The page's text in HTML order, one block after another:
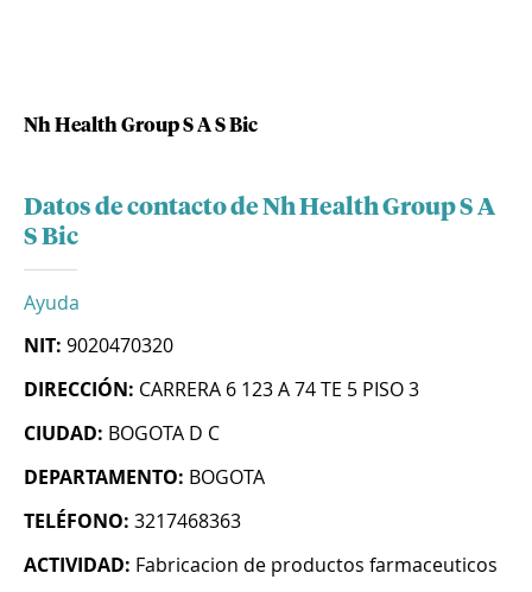
Nh Health Group S A S Bic
Datos de contacto de Nh Health Group S A
S Bic
Ayuda
NIT: 9020470320
DIRECCIÓN: CARRERA 6 123 A 74 TE 5 PISO 3
CIUDAD: BOGOTA D C
DEPARTAMENTO: BOGOTA
TELÉFONO: 3217468363
ACTIVIDAD: Fabricacion de productos farmaceuticos